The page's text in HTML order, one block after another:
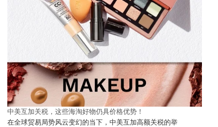
中美互加关税，这些海淘好物仍具价格优势！
在全球贸易局势风云变幻的当下，中美互加高额关税的举